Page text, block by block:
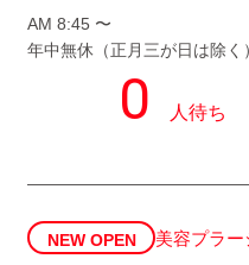
AM 8:45 〜
年中無休（正月三が日は除く
NEW OPEN 美容プラー